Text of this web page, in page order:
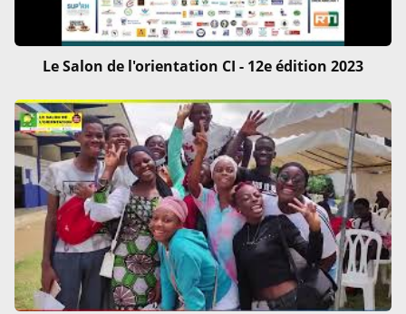
Le Salon de l'orientation CI - 12e édition 2023